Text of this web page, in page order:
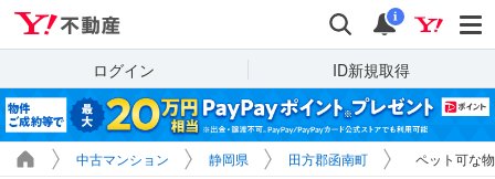
検索 通知
i
ログイン ID新規取得
中古マンション 静岡県 田方郡函南町 ペット可な